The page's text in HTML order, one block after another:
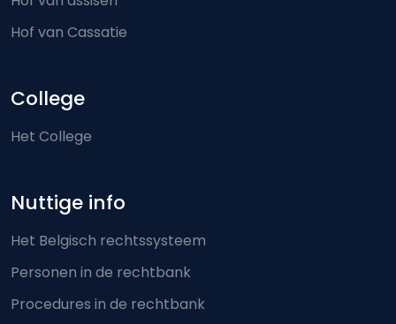
Hof van Cassatie
College
Het College
Nuttige info
Het Belgisch rechtssysteem
Personen in de rechtbank
Procedures in de rechtbank